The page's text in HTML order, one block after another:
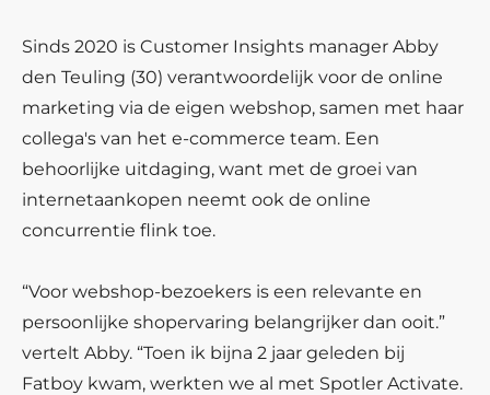
Sinds 2020 is Customer Insights manager Abby
den Teuling (30) verantwoordelijk voor de online
marketing via de eigen webshop, samen met haar
collega's van het e-commerce team. Een
behoorlijke uitdaging, want met de groei van
internetaankopen neemt ook de online
concurrentie flink toe.
“Voor webshop-bezoekers is een relevante en
persoonlijke shopervaring belangrijker dan ooit.”
vertelt Abby. “Toen ik bijna 2 jaar geleden bij
Fatboy kwam, werkten we al met Spotler Activate.